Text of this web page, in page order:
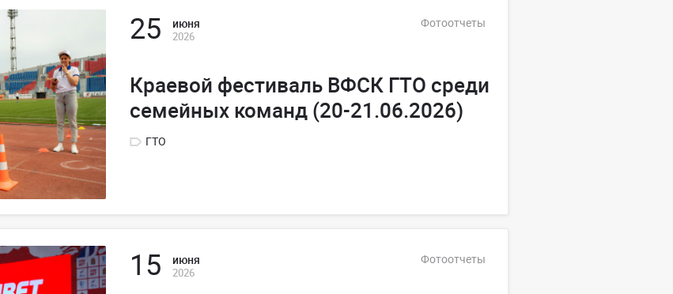
25 июня
2026
Фотоотчеты
Краевой фестиваль ВФСК ГТО среди
семейных команд (20-21.06.2026)
ГТО
15 июня
2026
Фотоотчеты